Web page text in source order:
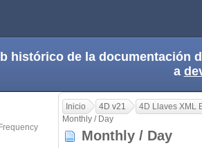
histórico de la documentación
a
Inicio 4D v21
4D Llaves XML
Monthly / Day
Monthly / Day